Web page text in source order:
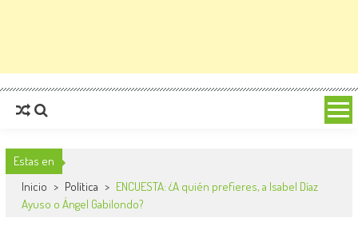
Estas en
Inicio > Política > ENCUESTA: ¿A quién prefieres, a Isabel Díaz
Ayuso o Ángel Gabilondo?